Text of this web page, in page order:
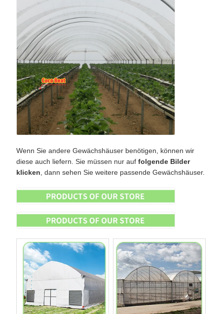
Wenn Sie andere Gewächshäuser benötigen, können wir
diese auch liefern. Sie müssen nur auf folgende Bilder
klicken , dann sehen Sie weitere passende Gewächshäuser.